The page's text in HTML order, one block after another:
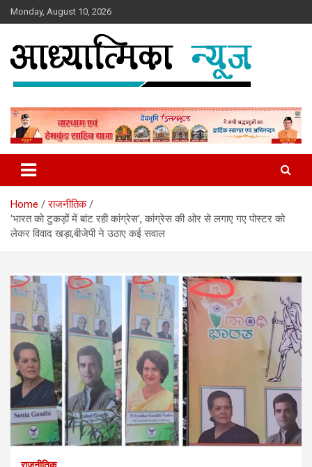
Skip
to
Monday, August 10, 2026
Aadhyatmika News
Home
राजनीतिक
‘भारत को टुकड़ों में बांट रही कांग्रेस’, कांग्रेस की ओर से लगाए गए पोस्टर को
लेकर विवाद खड़ा,बीजेपी ने उठाए कई सवाल
राजनीतिक